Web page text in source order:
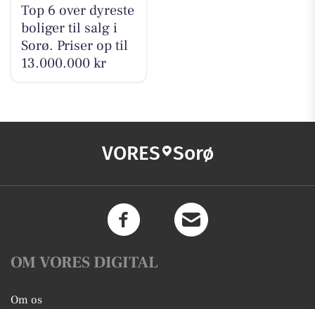
Top 6 over dyreste
boliger til salg i
Sorø. Priser op til
13.000.000 kr
VORES Sorø
OM VORES DIGITAL
Om os